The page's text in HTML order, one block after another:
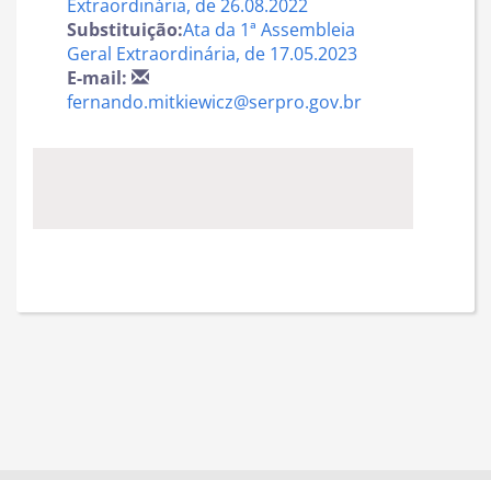
Extraordinária, de 26.08.2022
Substituição:Ata da 1ª Assembleia
Geral Extraordinária, de 17.05.2023
E-mail:
fernando.mitkiewicz@serpro.gov.br